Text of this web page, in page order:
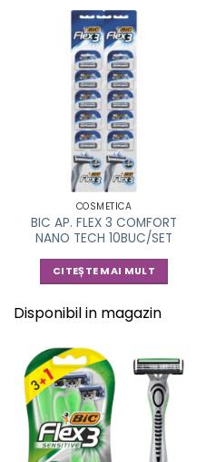
COSMETICA
BIC AP. FLEX 3 COMFORT
NANO TECH 10BUC/SET
CITEȘTE MAI MULT
Disponibil in magazin